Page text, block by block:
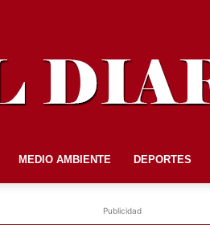
MEDIO AMBIENTE DEPORTES
Publicidad